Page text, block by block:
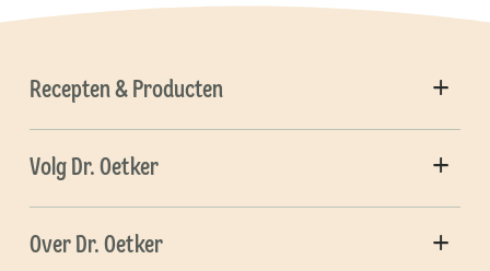
Recepten & Producten
Volg Dr. Oetker
Over Dr. Oetker